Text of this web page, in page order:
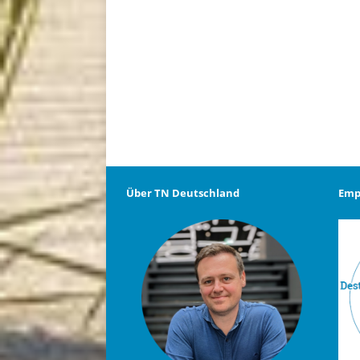
Über TN Deutschland